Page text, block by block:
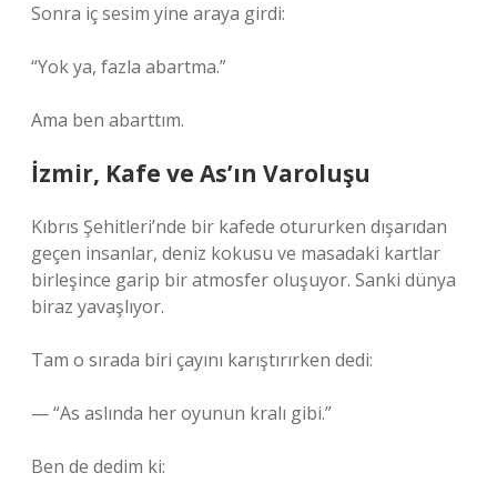
Sonra iç sesim yine araya girdi:
“Yok ya, fazla abartma.”
Ama ben abarttım.
İzmir, Kafe ve As’ın Varoluşu
Kıbrıs Şehitleri’nde bir kafede otururken dışarıdan
geçen insanlar, deniz kokusu ve masadaki kartlar
birleşince garip bir atmosfer oluşuyor. Sanki dünya
biraz yavaşlıyor.
Tam o sırada biri çayını karıştırırken dedi:
— “As aslında her oyunun kralı gibi.”
Ben de dedim ki: